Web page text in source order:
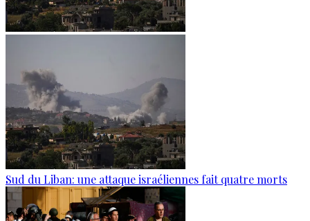
Sud du Liban: une attaque israéliennes fait quatre morts